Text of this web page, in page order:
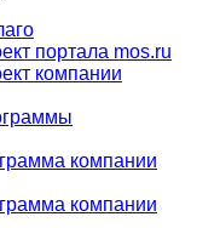
портала mos.ru
компании
компании
компании